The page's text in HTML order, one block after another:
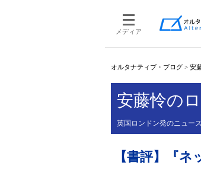
メディア
オルタナティブ・ブログ > 安
安藤怜の
英国ロンドン発のニュー
【書評】『